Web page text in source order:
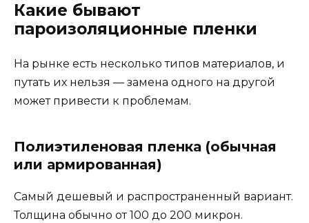
Какие бывают
пароизоляционные пленки
На рынке есть несколько типов материалов, и
путать их нельзя — замена одного на другой
может привести к проблемам.
Полиэтиленовая пленка (обычная
или армированная)
Самый дешевый и распространенный вариант.
Толщина обычно от 100 до 200 микрон.